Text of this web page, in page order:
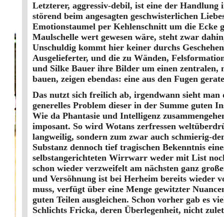
Letzterer, aggressiv-debil, ist eine der
störend beim angesagten geschwisterlichen
Emotionstaumel per Kehlenschnitt um die Ecke
Maulschelle wert gewesen wäre, steht zwar
Unschuldig kommt hier keiner durchs
Ausgelieferter, und die zu Wänden,
und Silke Bauer ihre Bilder um einen
bauen, zeigen ebendas: eine aus den Fugen
Das nutzt sich freilich ab, irgendwann sieht
generelles Problem dieser in der Summe guten
Wie da Phantasie und Intelligenz
imposant. So wird Wotans zerfressen
langweilig, sondern zum zwar auch schmierig-
Substanz dennoch tief tragischen Bekenntnis
selbstangerichteten Wirrwarr weder mit List
schon wieder verzweifelt am nächsten ganz
und Versöhnung ist bei Herheim bereits wieder
muss, verfügt über eine Menge gewitzter
guten Teilen ausgleichen. Schon vorher gab es
Schlichts Fricka, deren Überlegenheit, nicht